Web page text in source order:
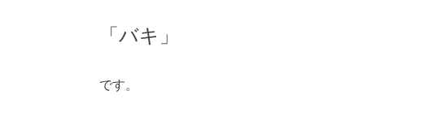
「バキ」
です。